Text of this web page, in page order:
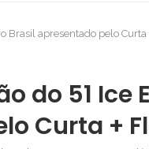
Brasil apresentado pelo Curta
do 51 Ice
Curta +